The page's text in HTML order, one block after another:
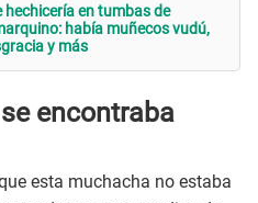
hechicería en tumbas de
había muñecos vudú,
y más
encontraba
esta muchacha no estaba